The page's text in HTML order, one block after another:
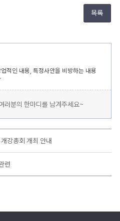
목록
적인 내용, 특정사안을 비방하는 내용
러분의 한마디를 남겨주세요~
강총회 개최 안내
련